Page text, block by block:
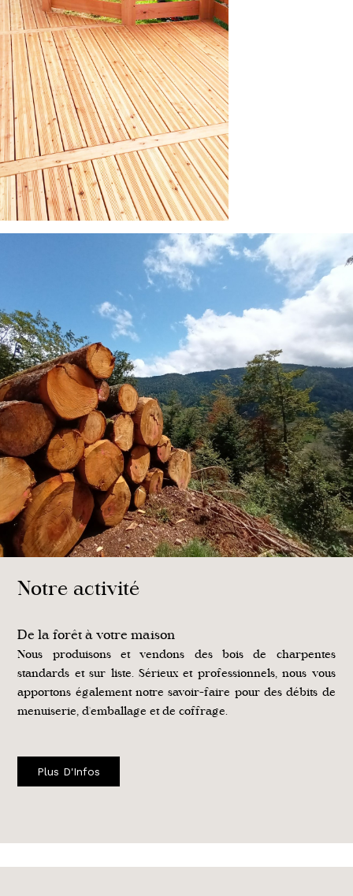
Notre activité
De la forêt à votre maison
Nous produisons et vendons des bois de charpentes
standards et sur liste. Sérieux et professionnels, nous vous
apportons également notre savoir-faire pour des débits de
menuiserie, d'emballage et de coffrage.
Plus D'Infos